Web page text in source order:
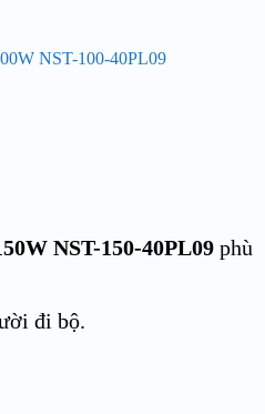
NST-150-40PL09 phù
đi bộ.